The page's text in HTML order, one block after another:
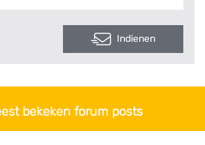
Indienen
bekeken forum posts